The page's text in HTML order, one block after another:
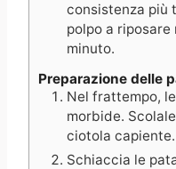
consistenza più
polpo a
minuto.
Preparazione delle
Nel frattempo,
morbide.
ciotola capiente.
Schiaccia le